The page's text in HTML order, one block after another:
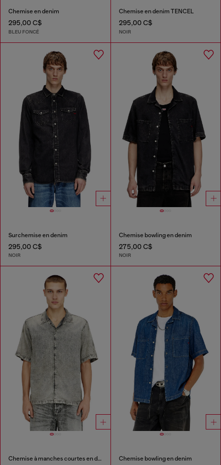
Chemise en denim
295,00 C$
BLEU FONCÉ
Chemise en denim TENCEL
295,00 C$
NOIR
Surchemise en denim
295,00 C$
NOIR
Chemise bowling en denim
275,00 C$
NOIR
Chemise à manches courtes en denim traité fluide Chemise bowling en denim